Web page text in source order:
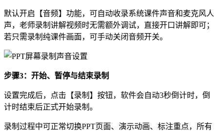
默认开启【音频】功能，可自动收录系统课件声音和麦克风人
声，老师录制讲解视频时无需额外调试，直接开口讲解即可；
若只需录制纯课件画面，可手动关闭音频开关。
步骤3：开始、暂停与结束录制
设置完成后，点击【录制】按钮，软件会自动3秒倒计时，倒
计时结束后正式开始录制。
录制过程中可正常切换PPT页面、演示动画、标注重点，所有